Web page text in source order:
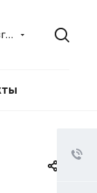
Нижний Новгород